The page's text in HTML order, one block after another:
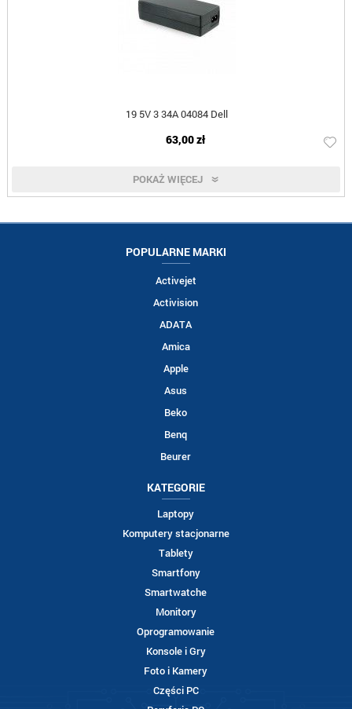
19 5V 3 34A 04084 Dell
63,00 zł
POKAŻ WIĘCEJ
POPULARNE MARKI
Activejet
Activision
ADATA
Amica
Apple
Asus
Beko
Benq
Beurer
KATEGORIE
Laptopy
Komputery stacjonarne
Tablety
Smartfony
Smartwatche
Monitory
Oprogramowanie
Konsole i Gry
Foto i Kamery
Części PC